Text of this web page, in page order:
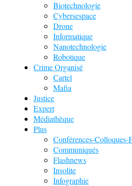
Biotechnologie
Cybersespace
Drone
Informatique
Nanotechnologie
Robotique
Crime Organisé
Cartel
Mafia
Justice
Expert
Médiathèque
Plus
Conférences-Colloques-
Communiqués
Flashnews
Insolite
Infographie